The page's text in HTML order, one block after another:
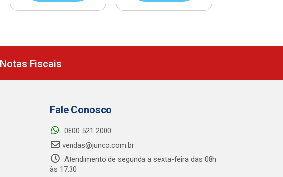
Notas Fiscais
Fale Conosco
0800 521 2000
vendas@junco.com.br
Atendimento de segunda a sexta-feira das 08h
às 17:30